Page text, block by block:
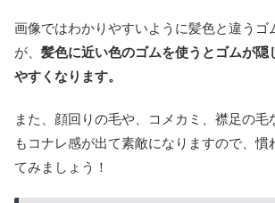
画像ではわかりやすいように髪色と違うゴ
が、 髪色に近い色のゴムを使うとゴムが隠
やすくなります。
また、顔回りの毛や、コメカミ、襟足の毛
もコナレ感が出て素敵になりますので、慣
てみましょう！